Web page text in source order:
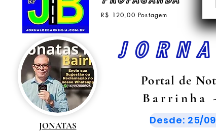
JONATAS
R$ 120,00 Postagem
Portal de
Barrinha
Desde: 25/